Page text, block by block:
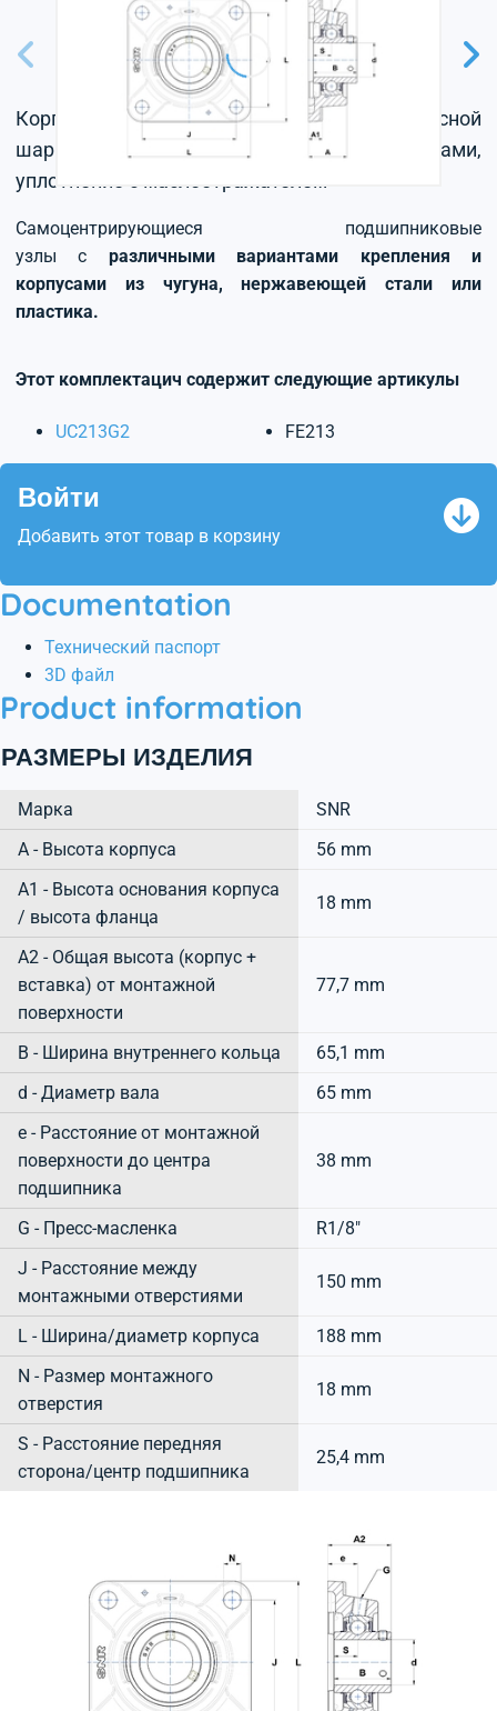
Корпус из серого чугуна, радиальный корпусной
шарикоподшипник с установочными винтами,
уплотнение с маслоотражателем
Самоцентрирующиеся подшипниковые
узлы с различными вариантами крепления и
корпусами из чугуна, нержавеющей стали или
пластика.
Этот комплектацич содержит следующие артикулы
UC213G2 FE213
Войти
Добавить этот товар в корзину
Documentation
Технический паспорт
3D файл
Product information
РАЗМЕРЫ ИЗДЕЛИЯ
Марка
SNR
А - Высота корпуса
56 mm
A1 - Высота основания корпуса
/ высота фланца
18 mm
A2 - Общая высота (корпус +
вставка) от монтажной
поверхности
77,7 mm
B - Ширина внутреннего кольца
65,1 mm
d - Диаметр вала
65 mm
e - Расстояние от монтажной
поверхности до центра
подшипника
38 mm
G - Пресс-масленка
R1/8"
J - Расстояние между
монтажными отверстиями
150 mm
L - Ширина/диаметр корпуса
188 mm
N - Размер монтажного
отверстия
18 mm
S - Расстояние передняя
сторона/центр подшипника
25,4 mm